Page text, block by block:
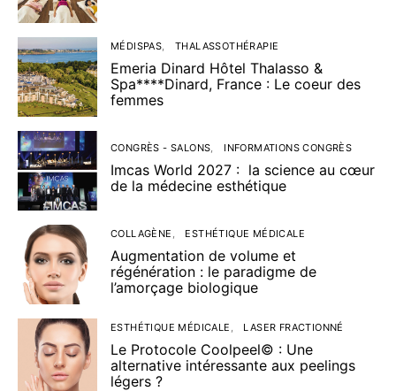
MÉDISPAS THALASSOTHÉRAPIE
Emeria Dinard Hôtel Thalasso &
Spa****Dinard, France : Le coeur des
femmes
CONGRÈS - SALONS INFORMATIONS CONGRÈS
Imcas World 2027 : la science au cœur
de la médecine esthétique
COLLAGÈNE ESTHÉTIQUE MÉDICALE
Augmentation de volume et
régénération : le paradigme de
l’amorçage biologique
ESTHÉTIQUE MÉDICALE LASER FRACTIONNÉ
Le Protocole Coolpeel© : Une
alternative intéressante aux peelings
légers ?